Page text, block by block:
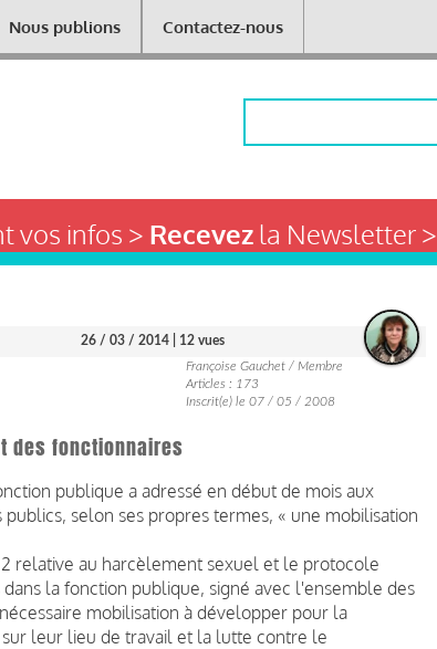
Nous publions Contactez-nous
vos infos > Recevezla Newsletter >
26 / 03 / 2014 | 12 vues
Françoise Gauchet / Membre
Articles : 173
Inscrit(e) le 07 / 05 / 2008
des fonctionnaires
publique a adressé en début de mois aux
selon ses propres termes, « une mobilisation
relative au harcèlement sexuel et le protocole
la fonction publique, signé avec l'ensemble des
mobilisation à développer pour la
leur lieu de travail et la lutte contre le